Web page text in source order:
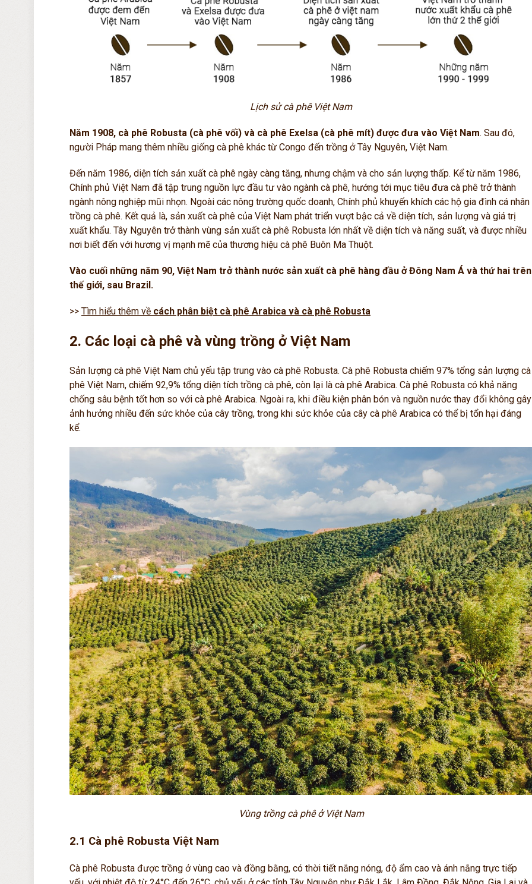
Lịch sử cà phê Việt Nam
Năm 1908, cà phê Robusta (cà phê vối) và cà phê Exelsa (cà phê mít) được đưa vào Việt Nam. Sau đó,
người Pháp mang thêm nhiều giống cà phê khác từ Congo đến trồng ở Tây Nguyên, Việt Nam.
Đến năm 1986, diện tích sản xuất cà phê ngày càng tăng, nhưng chậm và cho sản lượng thấp. Kể từ năm 1986,
Chính phủ Việt Nam đã tập trung nguồn lực đầu tư vào ngành cà phê, hướng tới mục tiêu đưa cà phê trở thành
ngành nông nghiệp mũi nhọn. Ngoài các nông trường quốc doanh, Chính phủ khuyến khích các hộ gia đình cá nhân
trồng cà phê. Kết quả là, sản xuất cà phê của Việt Nam phát triển vượt bậc cả về diện tích, sản lượng và giá trị
xuất khẩu. Tây Nguyên trở thành vùng sản xuất cà phê Robusta lớn nhất về diện tích và năng suất, và được nhiều
nơi biết đến với hương vị mạnh mẽ của thương hiệu cà phê Buôn Ma Thuột.
Vào cuối những năm 90, Việt Nam trở thành nước sản xuất cà phê hàng đầu ở Đông Nam Á và thứ hai trên
thế giới, sau Brazil.
>> Tìm hiểu thêm về cách phân biệt cà phê Arabica và cà phê Robusta
2. Các loại cà phê và vùng trồng ở Việt Nam
Sản lượng cà phê Việt Nam chủ yếu tập trung vào cà phê Robusta. Cà phê Robusta chiếm 97% tổng sản lượng cà
phê Việt Nam, chiếm 92,9% tổng diện tích trồng cà phê, còn lại là cà phê Arabica. Cà phê Robusta có khả năng
chống sâu bệnh tốt hơn so với cà phê Arabica. Ngoài ra, khi điều kiện phân bón và nguồn nước thay đổi không gây
ảnh hưởng nhiều đến sức khỏe của cây trồng, trong khi sức khỏe của cây cà phê Arabica có thể bị tổn hại đáng
kể.
Vùng trồng cà phê ở Việt Nam
2.1 Cà phê Robusta Việt Nam
Cà phê Robusta được trồng ở vùng cao và đồng bằng, có thời tiết nắng nóng, độ ẩm cao và ánh nắng trực tiếp